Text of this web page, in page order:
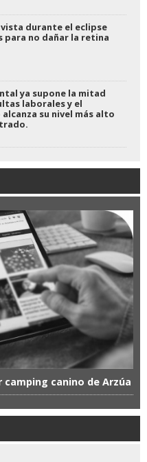
durante el eclipse
para no dañar la retina
ya supone la mitad
laborales y el
su nivel más alto
canino de Arzúa